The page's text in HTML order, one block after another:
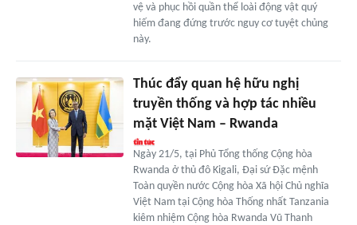
vệ và phục hồi quần thể loài động vật quý
hiếm đang đứng trước nguy cơ tuyệt chủng
này.
Thúc đẩy quan hệ hữu nghị
truyền thống và hợp tác nhiều
mặt Việt Nam – Rwanda
Ngày 21/5, tại Phủ Tổng thống Cộng hòa
Rwanda ở thủ đô Kigali, Đại sứ Đặc mệnh
Toàn quyền nước Cộng hòa Xã hội Chủ nghĩa
Việt Nam tại Cộng hòa Thống nhất Tanzania
kiêm nhiệm Cộng hòa Rwanda Vũ Thanh